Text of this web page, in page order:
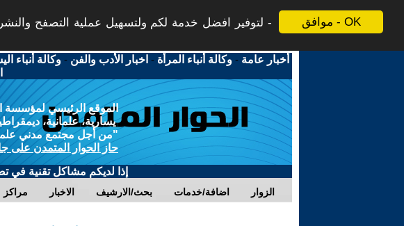
موافق - OK
لتوفير افضل خدمة لكم ولتسهيل عملية التصفح
أخبار عامة -وكالة أنباء المرأة - اخبار الأدب والفن -وكالة أنباء
الموقع الرئيسي لمؤسسة
يسارية، علمانية،
"من أجل مجتمع مدني
حاز الحوار المتمدن على
إذا لديكم مشاكل تقنية في
مراكز الاخبار بحث/الارشيف اضافة/خدمات الزوار